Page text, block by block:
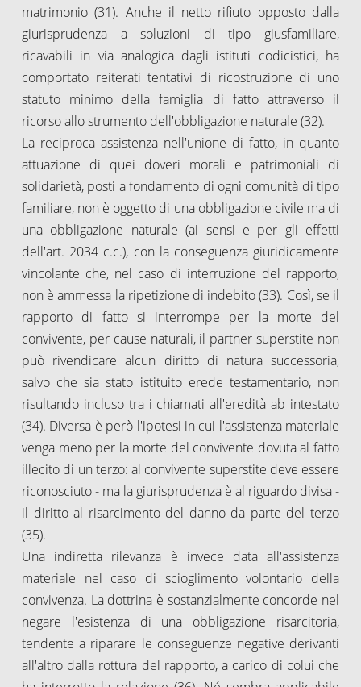
matrimonio (31). Anche il netto rifiuto opposto dalla
giurisprudenza a soluzioni di tipo giusfamiliare,
ricavabili in via analogica dagli istituti codicistici, ha
comportato reiterati tentativi di ricostruzione di uno
statuto minimo della famiglia di fatto attraverso il
ricorso allo strumento dell'obbligazione naturale (32).
La reciproca assistenza nell'unione di fatto, in quanto
attuazione di quei doveri morali e patrimoniali di
solidarietà, posti a fondamento di ogni comunità di tipo
familiare, non è oggetto di una obbligazione civile ma di
una obbligazione naturale (ai sensi e per gli effetti
dell'art. 2034 c.c.), con la conseguenza giuridicamente
vincolante che, nel caso di interruzione del rapporto,
non è ammessa la ripetizione di indebito (33). Così, se il
rapporto di fatto si interrompe per la morte del
convivente, per cause naturali, il partner superstite non
può rivendicare alcun diritto di natura successoria,
salvo che sia stato istituito erede testamentario, non
risultando incluso tra i chiamati all'eredità ab intestato
(34). Diversa è però l'ipotesi in cui l'assistenza materiale
venga meno per la morte del convivente dovuta al fatto
illecito di un terzo: al convivente superstite deve essere
riconosciuto - ma la giurisprudenza è al riguardo divisa -
il diritto al risarcimento del danno da parte del terzo
(35).
Una indiretta rilevanza è invece data all'assistenza
materiale nel caso di scioglimento volontario della
convivenza. La dottrina è sostanzialmente concorde nel
negare l'esistenza di una obbligazione risarcitoria,
tendente a riparare le conseguenze negative derivanti
all'altro dalla rottura del rapporto, a carico di colui che